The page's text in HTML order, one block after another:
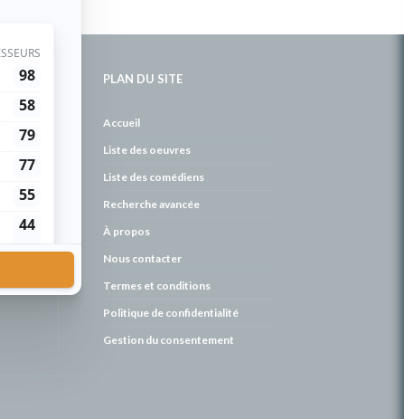
PLAN DU SITE
Accueil
Liste des oeuvres
Liste des comédiens
Recherche avancée
À propos
Nous contacter
Termes et conditions
Politique de confidentialité
Gestion du consentement